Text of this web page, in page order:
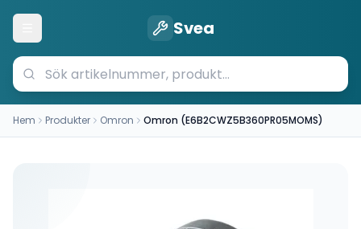
Öppna meny Svea
Hem Produkter Omron Omron (E6B2CWZ5B360PR05MOMS)